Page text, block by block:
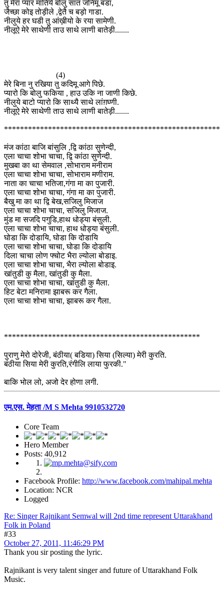
तु मेरा प्यार मातिये बोलु सात जनिमू बडा,
जैच्छा कोइ तोड़ीले ,द्वेतै च बड़ो गाडा.
नीलुये हर घडी तु आंख़ीयो के रया सामेणी.
नीलूऐ मेरे साथेणी ताउ साथे लाणी बातेड़ी.......
(4)
मेरे बिना नु रखिया तु कदिमू आगे पिछे.
प्यारो कि बोलु फकिया , हाउ उकि ना जाणी किछे.
नीलुये बाटो प्यारो कि साथ्यै साथे लांग़घ्णी.
नीलूऐ मेरे साथेणी ताउ साथे लाणी बातेड़ी.......
******************************************************
मंज कांठा बाजि बांसुलि ,द्वि कांठा सुणेन्दी,
एला चाचा शोभा चाचा, द्वि कांठा सुणेन्दी.
मुखबा का था सेमवाल ,सोभाराम मनीराम
एला चाचा शोभा चाचा, सोभाराम मणीराम.
नाता का चाचा भतिजा,गंगा मा का पुजारी.
एला चाचा शोभा चाचा, गंगा मा का पुजारी.
बैखु मा का था द्वि बेख,सजिलु मिजाज
एला चाचा शोभा चाचा, सजिलु मिजाज.
मुंड मा सजदि पगुडि,हाथ धोड्या बंसुली.
एला चाचा शोभा चाचा, हाथ धोड्या बंसुली.
घोडा कि दोडायि, घोडा कि दोडायि
एला चाचा शोभा चाचा, घोडा कि दोडायि
दिला चाचा लोण फ्चोट भैरा ल्योला बोडाइ.
एला चाचा शोभा चाचा, भैरा ल्योला बोडाइ.
खांतुडी कु मैला, खांतुडी कु मैला.
एला चाचा शोभा चाचा, खांतुडी कु मैला.
हिट बेटा मनिरामा झाबरू कर गैला.
एला चाचा शोभा चाचा, झाबरू कर गैला.
*************************************************
पुराणु मेरो दोरेजी, बंठीया( बडिया) सिया (सिल्या) मेरी कुरति.
बंठीया सिया मेरी कुरति,रंगीलि लाया फुरकी."
बाकि भोल लो, अजो देर होणा लगी.
एम.एस. मेहता /M S Mehta 9910532720
Core Team
Hero Member
Posts: 40,912
Facebook Profile: http://www.facebook.com/mahipal.mehta
Location: NCR
Logged
Re: Singer Rajnikant Semwal will 2nd time represent Uttarakhand
Folk in Poland
#33
October 27, 2011, 11:46:29 PM
Thank you sir posting the lyric.
Rajnikant is very talent singer and future of Uttarakhand Folk
Music.